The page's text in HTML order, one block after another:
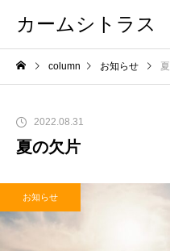
カームシトラス
column お知らせ
2022.08.31
夏の欠片
お知らせ